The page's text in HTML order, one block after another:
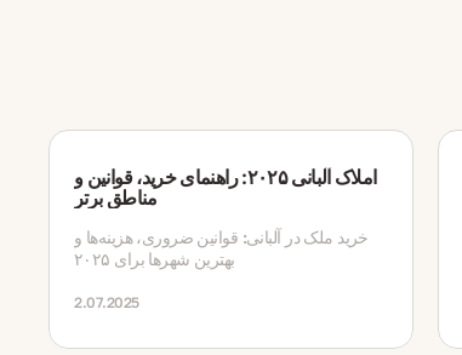
املاک آلبانی ۲۰۲۵: راهنمای خرید، قوانین و
مناطق برتر
خرید ملک در آلبانی: قوانین ضروری، هزینه‌ها و
بهترین شهرها برای ۲۰۲۵
2.07.2025